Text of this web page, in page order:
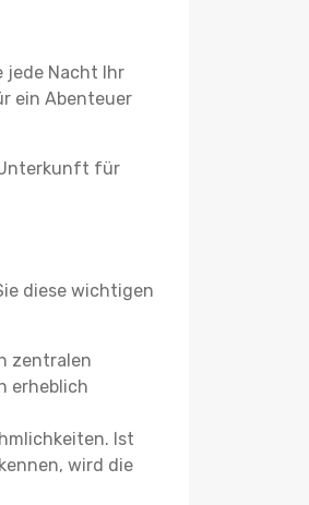
jede Nacht Ihr
ein Abenteuer
für
diese wichtigen
zentralen
erheblich
Ist
wird die